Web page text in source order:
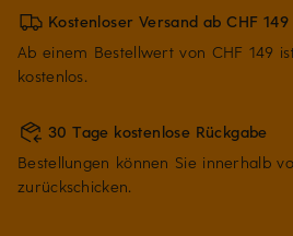
Kostenloser Versand ab CHF 149
Ab einem Bestellwert von CHF 149
kostenlos.
30 Tage kostenlose Rückgabe
Bestellungen können Sie innerhalb
zurückschicken.